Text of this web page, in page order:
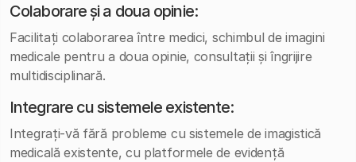
Colaborare și a doua opinie:
Facilitați colaborarea între medici, schimbul de imagini
medicale pentru a doua opinie, consultații și îngrijire
multidisciplinară.
Integrare cu sistemele existente:
Integrați-vă fără probleme cu sistemele de imagistică
medicală existente, cu platformele de evidență